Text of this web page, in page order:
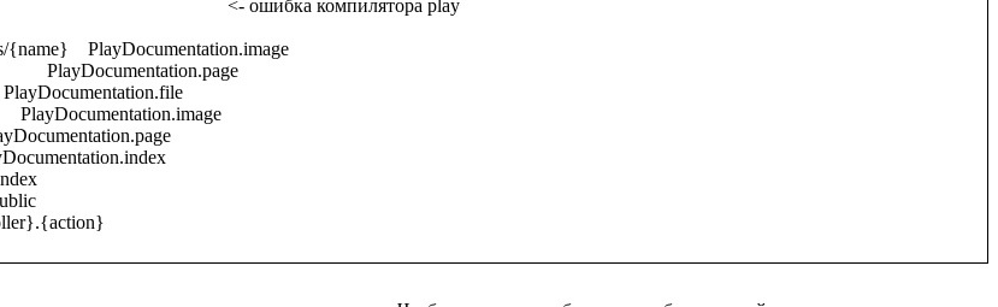
<- ошибка компилятора play
PlayDocumentation.image
PlayDocumentation.page
PlayDocumentation.image